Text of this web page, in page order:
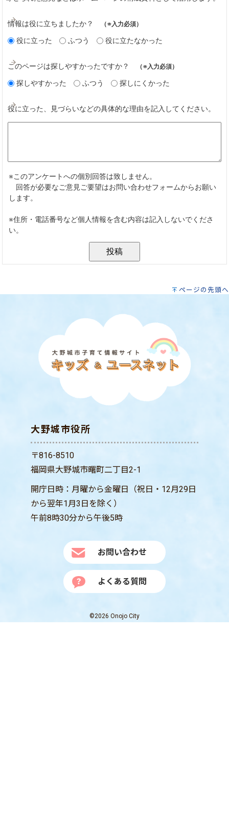
ページの先頭へ
大野城市役所
〒816-8510
福岡県大野城市曙町二丁目2-1
開庁日時：月曜から金曜日（祝日・12月29日
から翌年1月3日を除く）
午前8時30分から午後5時
お問い合わせ
よくある質問
©2026 Onojo City